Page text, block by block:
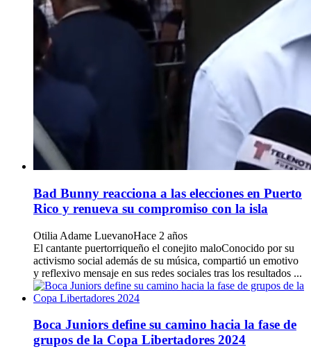
Bad Bunny reacciona a las elecciones en Puerto
Rico y renueva su compromiso con la isla
Otilia Adame LuevanoHace 2 años
El cantante puertorriqueño el conejito maloConocido por su
activismo social además de su música, compartió un emotivo
y reflexivo mensaje en sus redes sociales tras los resultados ...
Boca Juniors define su camino hacia la fase de
grupos de la Copa Libertadores 2024